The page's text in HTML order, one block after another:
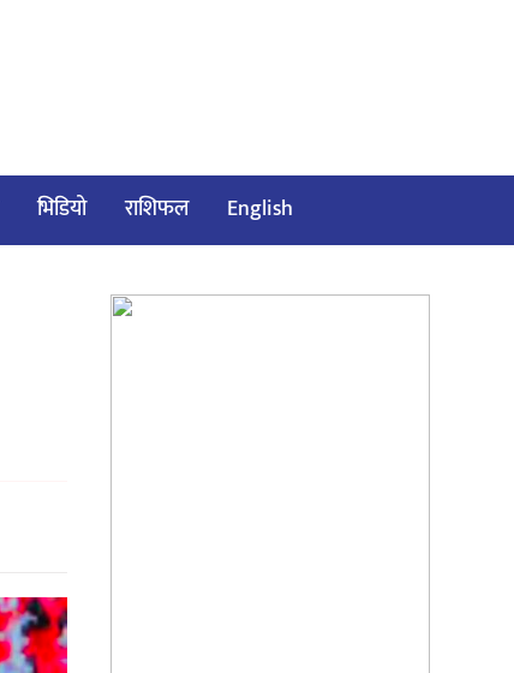
भिडियो राशिफल English